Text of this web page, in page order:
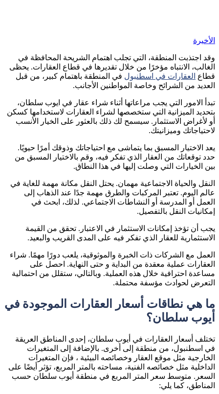
الأخيرة
وقد اجتذبت المنطقة، التي تجلب اهتمام الشريحة المحافظة في
الغالب، الانتباه مؤخرًا من خلال تقديرها في قطاع العقارات. يحظى
قطاع العقارات في اسطنبول في المنطقة باهتمام كبير، من قبل
العديد من الشرائح وخاصة المواطنين الأجانب.
تبدأ الامور التي يجب مراعاتها أثناء شراء عقار في ايوب سلطان،
بتحديد الميزانية التي ستخصصها لشراء العقارات لاستخدامها كسكن
أو لأغراض الاستثمار. سيسمح لك ذلك بالعثور على الخيار الأنسب
لاحتياجاتك وميزانيتك.
يعد الاختيار المسبق بما يتماشى مع احتياجاتك وذوقك أمرًا حيويًا.
حدد توقعاتك من العقار الذي تفكر فيه، وقم بالاختيار المسبق من
بين الخيارات التي وصلت إليها في هذا النطاق.
النقل والحياة الاجتماعية مهمان. يحتل النقل مكانة مهمة للغاية في
عالم اليوم. تعتبر المركبات والطرق مهمة جدًا عند الذهاب إلى
العمل أو المدرسة أو النشاطات الاجتماعي. لذلك، ابحث في
إمكانيات النقل بالتفصيل.
يجب أن تؤخذ إمكانات الاستثمار في الاعتبار. تحقق من القيمة
الاستثمارية للعقار الذي تفكر فيه على المدى القريب والبعيد.
العمل مع الشركات ذات الخبرة والموثوقية، يلعب دورًا مهمًا. شراء
العقارات عملية معقدة من البداية و حتى النهاية. احصل على
مساعدة احترافية خلال هذه العملية. وبالتالي، ستقلل من احتمالية
التعرض لحوادث مؤسفة محتملة.
ما هي نطاقات أسعار العقارات الموجودة في
أيوب سلطان؟
تختلف أسعار العقارات في أيوب سلطان، إحدى المناطق العريقة
في اسطنبول، من منطقة إلى أخرى. بالإضافة إلى المتغيرات
الخارجية مثل موقع العقار وخصائصه البيئية ، فإن المتغيرات
الداخلية مثل خصائصه الفنية، مساحته بالمتر المربع، تؤثر أيضًا على
السعر. متوسط سعر المتر المربع في منطقة أيوب سلطان حسب
المناطق، كما يلي: